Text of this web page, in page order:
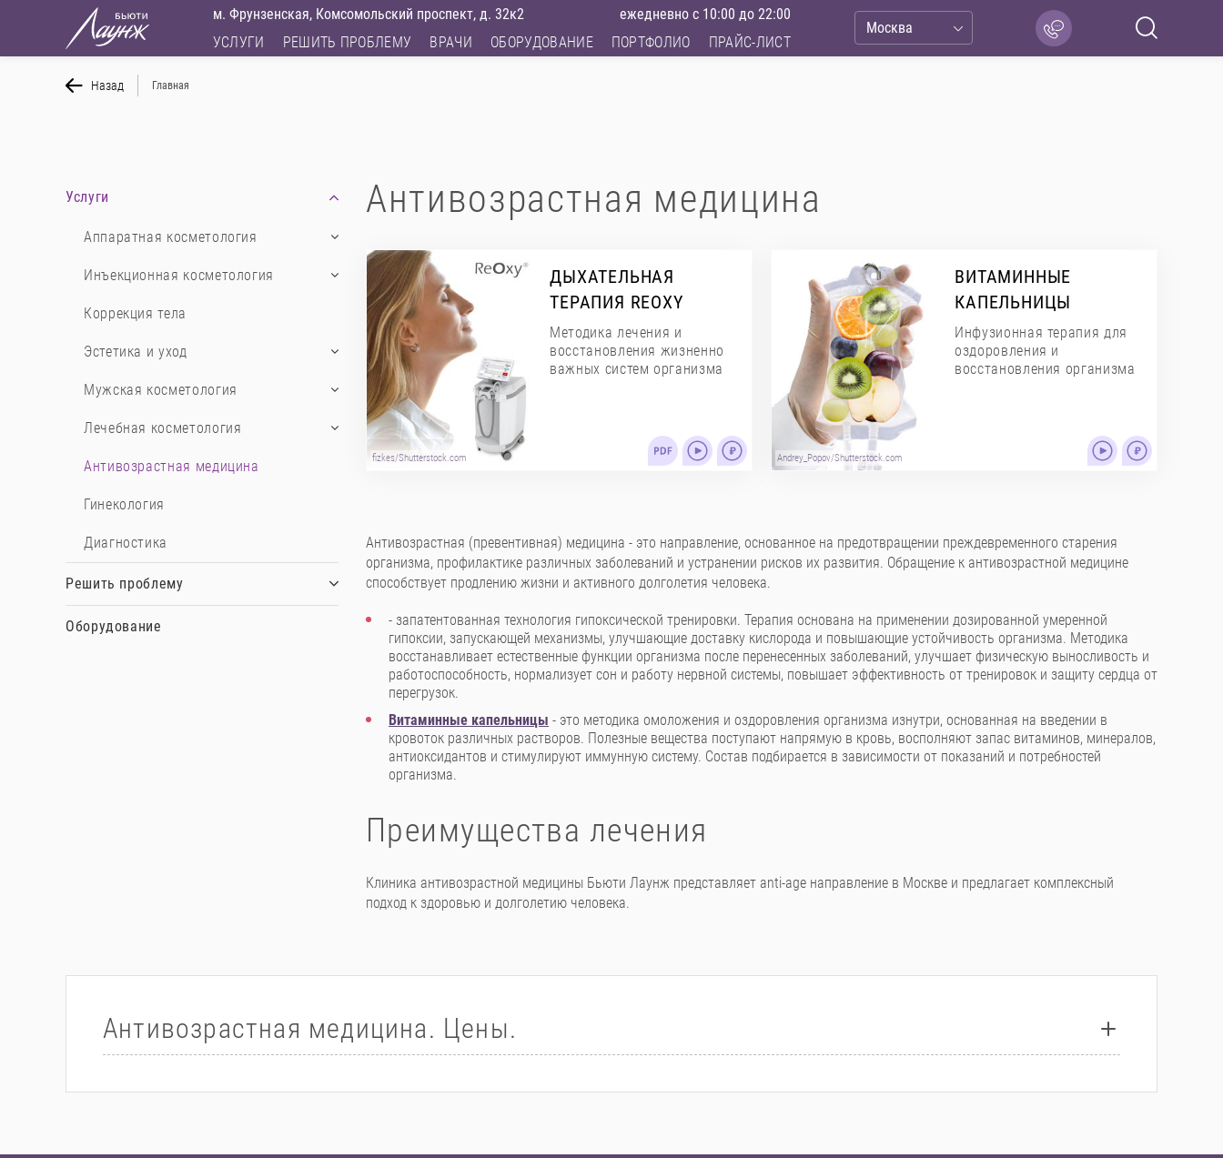
м. Фрунзенская, Комсомольский проспект, д. 32к2
ежедневно с 10:00 до 22:00
УСЛУГИ
РЕШИТЬ ПРОБЛЕМУ ВРАЧИ ОБОРУДОВАНИЕ ПОРТФОЛИО ПРАЙС-ЛИСТ
Москва
Назад Главная
Услуги
Аппаратная косметология
Инъекционная косметология
Коррекция тела
Эстетика и уход
Мужская косметология
Лечебная косметология
Антивозрастная медицина
Гинекология
Диагностика
Решить проблему
Оборудование
Антивозрастная медицина
fizkes/Shutterstock.com
ДЫХАТЕЛЬНАЯ
ТЕРАПИЯ REOXY
Методика лечения и
восстановления жизненно
важных систем организма
Andrey_Popov/Shutterstock.com
ВИТАМИННЫЕ
КАПЕЛЬНИЦЫ
Инфузионная терапия для
оздоровления и
восстановления организма
Антивозрастная (превентивная) медицина - это направление, основанное на предотвращении преждевременного старения
организма, профилактике различных заболеваний и устранении рисков их развития. Обращение к антивозрастной медицине
способствует продлению жизни и активного долголетия человека.
- запатентованная технология гипоксической тренировки. Терапия основана на применении дозированной умеренной
гипоксии, запускающей механизмы, улучшающие доставку кислорода и повышающие устойчивость организма. Методика
восстанавливает естественные функции организма после перенесенных заболеваний, улучшает физическую выносливость и
работоспособность, нормализует сон и работу нервной системы, повышает эффективность от тренировок и защиту сердца от
перегрузок.
Витаминные капельницы - это методика омоложения и оздоровления организма изнутри, основанная на введении в
кровоток различных растворов. Полезные вещества поступают напрямую в кровь, восполняют запас витаминов, минералов,
антиоксидантов и стимулируют иммунную систему. Состав подбирается в зависимости от показаний и потребностей
организма.
Преимущества лечения
Клиника антивозрастной медицины Бьюти Лаунж представляет anti-age направление в Москве и предлагает комплексный
подход к здоровью и долголетию человека.
Антивозрастная медицина. Цены.